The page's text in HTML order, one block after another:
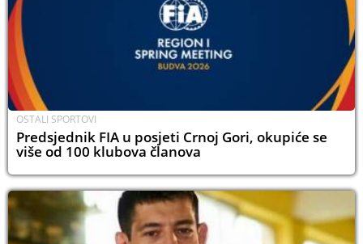
OSTALI SPORTOVI
Predsjednik FIA u posjeti Crnoj Gori, okupiće se
više od 100 klubova članova